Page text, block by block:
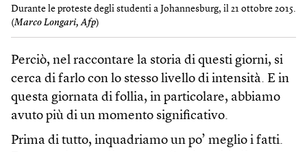
Durante le proteste degli studenti a Johannesburg, il 21 ottobre 2015.
(Marco Longari, Afp)
Perciò, nel raccontare la storia di questi giorni, si
cerca di farlo con lo stesso livello di intensità. E in
questa giornata di follia, in particolare, abbiamo
avuto più di un momento significativo.
Prima di tutto, inquadriamo un po’ meglio i fatti.